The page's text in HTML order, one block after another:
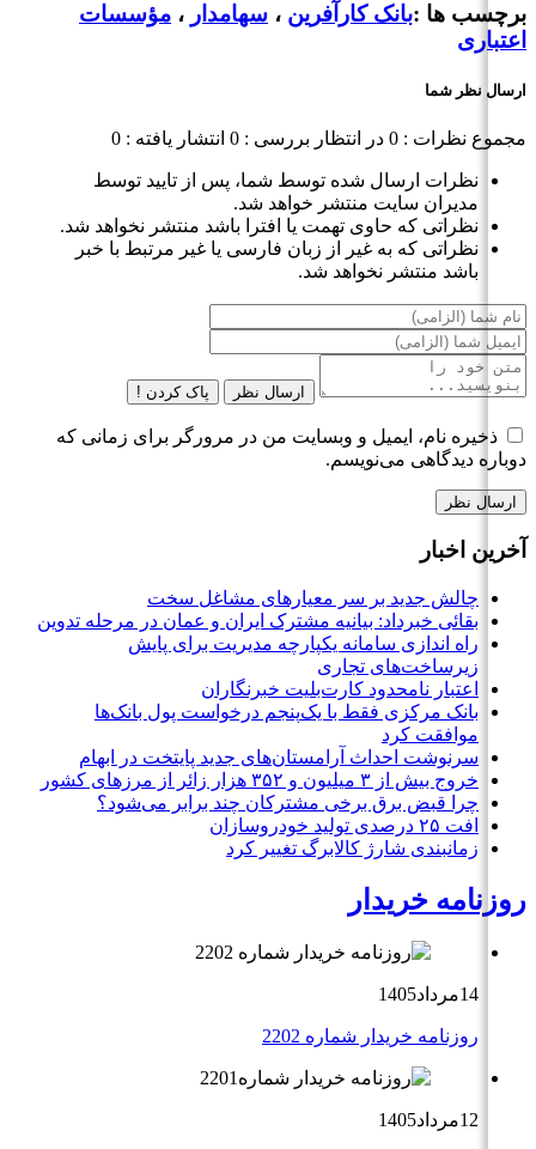
برچسب ها :بانک کارآفرین ، سهامدار ، مؤسسات
اعتباری
ارسال نظر شما
مجموع نظرات : 0 در انتظار بررسی : 0 انتشار یافته : 0
نظرات ارسال شده توسط شما، پس از تایید توسط
مدیران سایت منتشر خواهد شد.
نظراتی که حاوی تهمت یا افترا باشد منتشر نخواهد شد.
نظراتی که به غیر از زبان فارسی یا غیر مرتبط با خبر
باشد منتشر نخواهد شد.
ارسال نظر پاک کردن !
ذخیره نام، ایمیل و وبسایت من در مرورگر برای زمانی که
دوباره دیدگاهی می‌نویسم.
آخرین اخبار
چالش جدید بر سر معیارهای مشاغل سخت
بقائی خبرداد: بیانیه مشترک ایران و عمان در مرحله تدوین
راه اندازی سامانه یکپارچه مدیریت برای پایش
زیرساخت‌های تجاری
اعتبار نامحدود کارت‌بلیت خبرنگاران
بانک مرکزی فقط با یک‌‎پنجم درخواست پول بانک‌ها
موافقت کرد
سرنوشت احداث آرامستان‌های جدید پایتخت در ابهام
خروج بیش از ۳ میلیون و ۳۵۲ هزار زائر از مرزهای کشور
چرا قبض برق برخی مشترکان چند برابر می‌شود؟
افت ۲۵ درصدی تولید خودروسازان
زمانبندی شارژ کالابرگ تغییر کرد
روزنامه خریدار
14مرداد1405
روزنامه خریدار شماره 2202
12مرداد1405